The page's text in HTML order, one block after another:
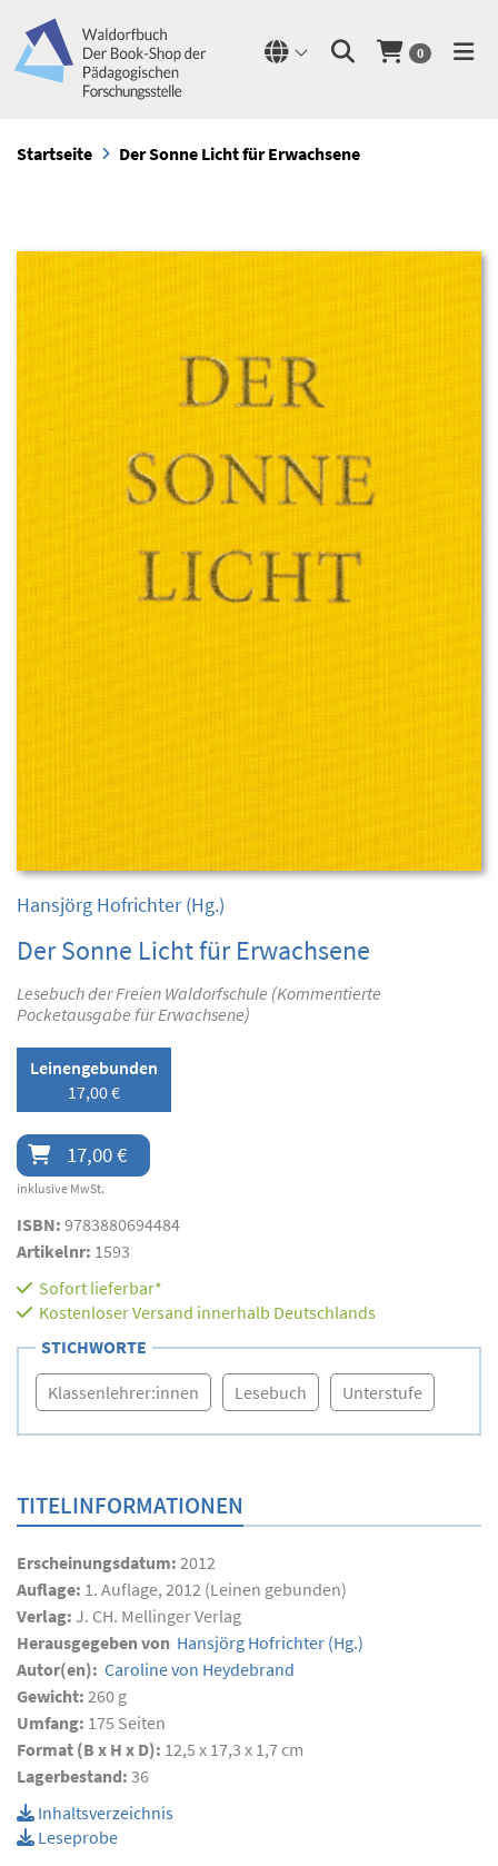
0
Startseite Der Sonne Licht für Erwachsene
Hansjörg Hofrichter(Hg.)
Der Sonne Licht für Erwachsene
Lesebuch der Freien Waldorfschule (Kommentierte
Pocketausgabe für Erwachsene)
Leinengebunden
17,00 €
17,00 €
inklusive MwSt.
ISBN: 9783880694484
Artikelnr: 1593
Sofort lieferbar*
Kostenloser Versand innerhalb Deutschlands
STICHWORTE
Klassenlehrer:innen Lesebuch Unterstufe
TITELINFORMATIONEN
Erscheinungsdatum: 2012
Auflage: 1. Auflage, 2012 (Leinen gebunden)
Verlag: J. CH. Mellinger Verlag
Herausgegeben von Hansjörg Hofrichter (Hg.)
Autor(en): Caroline von Heydebrand
Gewicht: 260 g
Umfang: 175 Seiten
Format (B x H x D): 12,5 x 17,3 x 1,7 cm
Lagerbestand: 36
Inhaltsverzeichnis
Leseprobe